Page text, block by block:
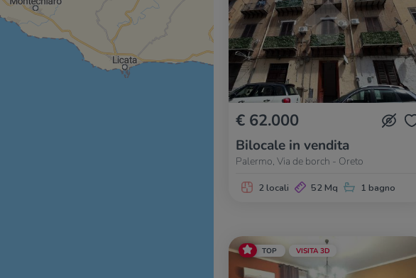
€ 62.000
Bilocale in vendita
Palermo, Via de borch - Oreto
2 locali 52 Mq 1 bagno
TOP VISITA 3D